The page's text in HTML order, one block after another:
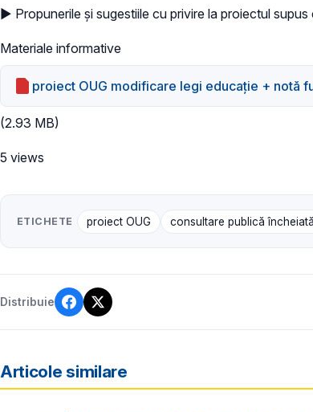
► Propunerile și sugestiile cu privire la proiectul
Materiale informative
proiect OUG modificare legi educație + notă
(2.93 MB)
5 views
ETICHETE proiect OUG consultare publică
Distribuie
Articole similare